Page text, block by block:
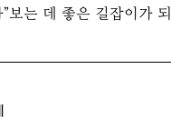
”보는 데 좋은 길잡이가